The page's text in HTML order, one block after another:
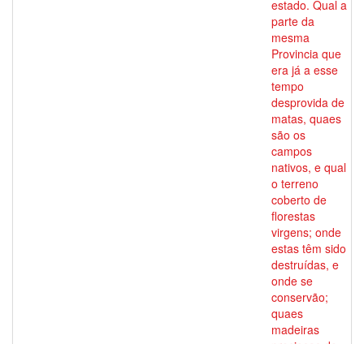
estado. Qual a
parte da
mesma
Provincia que
era já a esse
tempo
desprovida de
matas, quaes
são os
campos
nativos, e qual
o terreno
coberto de
florestas
virgens; onde
estas têm sido
destruídas, e
onde se
conservão;
quaes
madeiras